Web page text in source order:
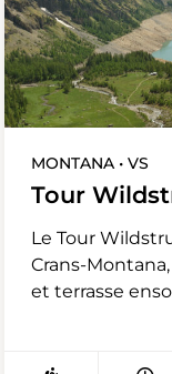
MONTANA • VS
Tour
Le Tour
Crans-
et terrasse